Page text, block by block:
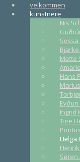
velkommen
kunstnere
Nis
Mette
Hans
Ingrid
Tine
Helga
Søren